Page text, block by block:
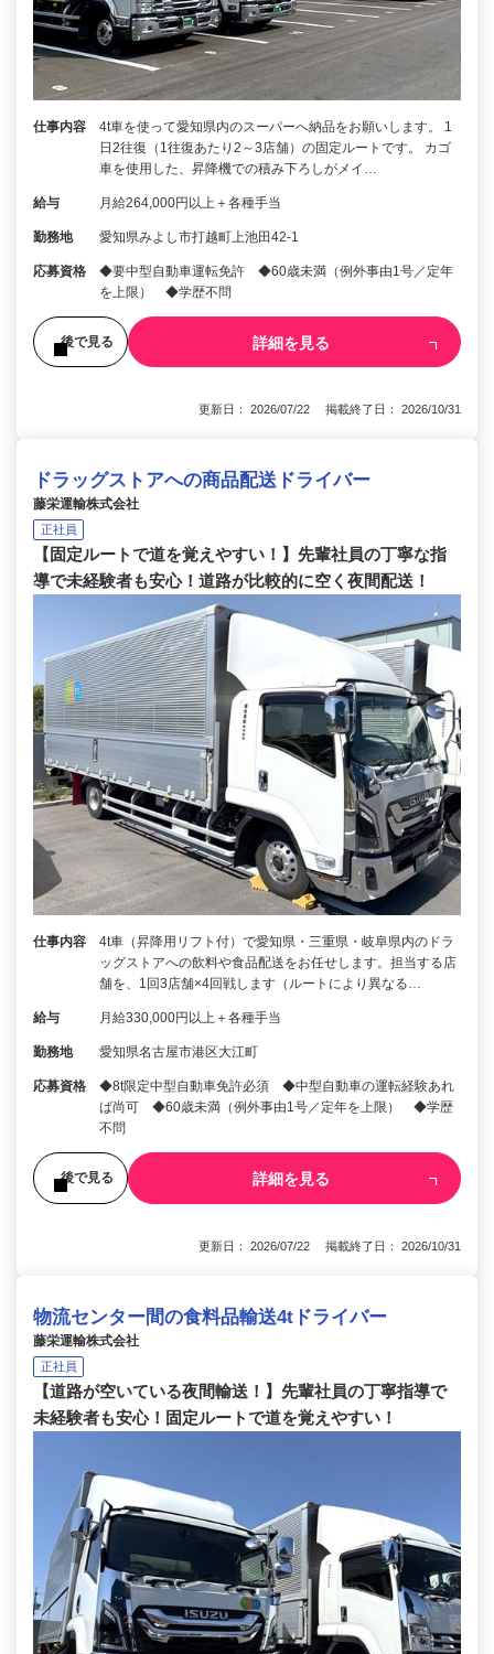
仕事内容
4t車を使って愛知県内のスーパーへ納品をお願いします。 1
日2往復（1往復あたり2～3店舗）の固定ルートです。 カゴ
車を使用した、昇降機での積み下ろしがメイ…
給与 月給264,000円以上＋各種手当
勤務地 愛知県みよし市打越町上池田42-1
応募資格
◆要中型自動車運転免許 ◆60歳未満（例外事由1号／定年
を上限） ◆学歴不問
後で見る 詳細を見る
更新日： 2026/07/22 掲載終了日： 2026/10/31
ドラッグストアへの商品配送ドライバー
藤栄運輸株式会社
正社員
【固定ルートで道を覚えやすい！】先輩社員の丁寧な指
導で未経験者も安心！道路が比較的に空く夜間配送！
仕事内容
4t車（昇降用リフト付）で愛知県・三重県・岐阜県内のドラ
ッグストアへの飲料や食品配送をお任せします。担当する店
舗を、1回3店舗×4回戦します（ルートにより異なる…
給与 月給330,000円以上＋各種手当
勤務地 愛知県名古屋市港区大江町
応募資格
◆8t限定中型自動車免許必須 ◆中型自動車の運転経験あれ
ば尚可 ◆60歳未満（例外事由1号／定年を上限） ◆学歴
不問
後で見る 詳細を見る
更新日： 2026/07/22 掲載終了日： 2026/10/31
物流センター間の食料品輸送4tドライバー
藤栄運輸株式会社
正社員
【道路が空いている夜間輸送！】先輩社員の丁寧指導で
未経験者も安心！固定ルートで道を覚えやすい！